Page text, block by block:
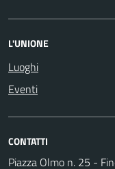
L'UNIONE
Luoghi
Eventi
CONTATTI
Piazza Olmo n. 25 -